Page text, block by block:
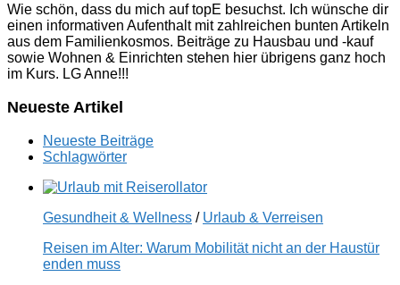
Wie schön, dass du mich auf topE besuchst. Ich wünsche dir
einen informativen Aufenthalt mit zahlreichen bunten Artikeln
aus dem Familienkosmos. Beiträge zu Hausbau und -kauf
sowie Wohnen & Einrichten stehen hier übrigens ganz hoch
im Kurs. LG Anne!!!
Neueste Artikel
Neueste Beiträge
Schlagwörter
Gesundheit & Wellness / Urlaub & Verreisen
Reisen im Alter: Warum Mobilität nicht an der Haustür
enden muss